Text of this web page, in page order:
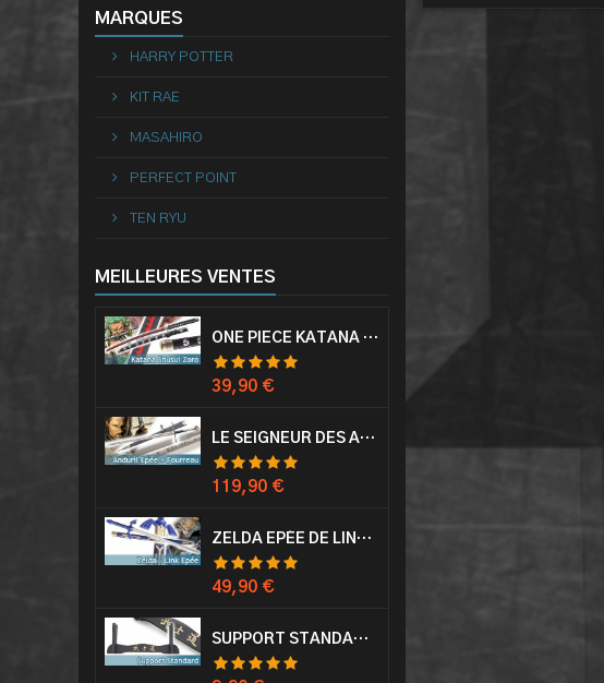
MARQUES
HARRY POTTER
KIT RAE
MASAHIRO
PERFECT POINT
TEN RYU
MEILLEURES VENTES
ONE PIECE KATANA ZORO RORONOA SHUSUI EPÉE SABRE ACIER
Prix
39,90 €
LE SEIGNEUR DES ANNEAUX EPÉE ANDURIL ARAGORN
Prix
119,90 €
ZELDA EPÉE DE LINK AVEC FOURREAU MASTER SWORD EPEE
Prix
49,90 €
SUPPORT STANDARD KATANA EPÉE